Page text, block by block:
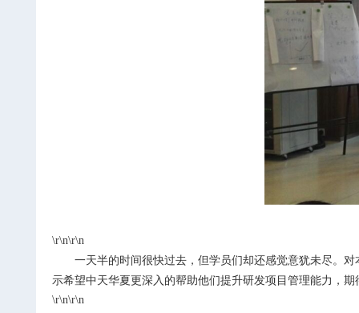
\r\n\r\n
一天半的时间很快过去，但学员们却还感觉意犹未尽。
示希望中天华夏更深入的帮助他们提升研发项目管理能力，
\r\n\r\n